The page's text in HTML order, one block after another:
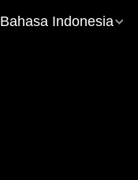
Bahasa Indonesia